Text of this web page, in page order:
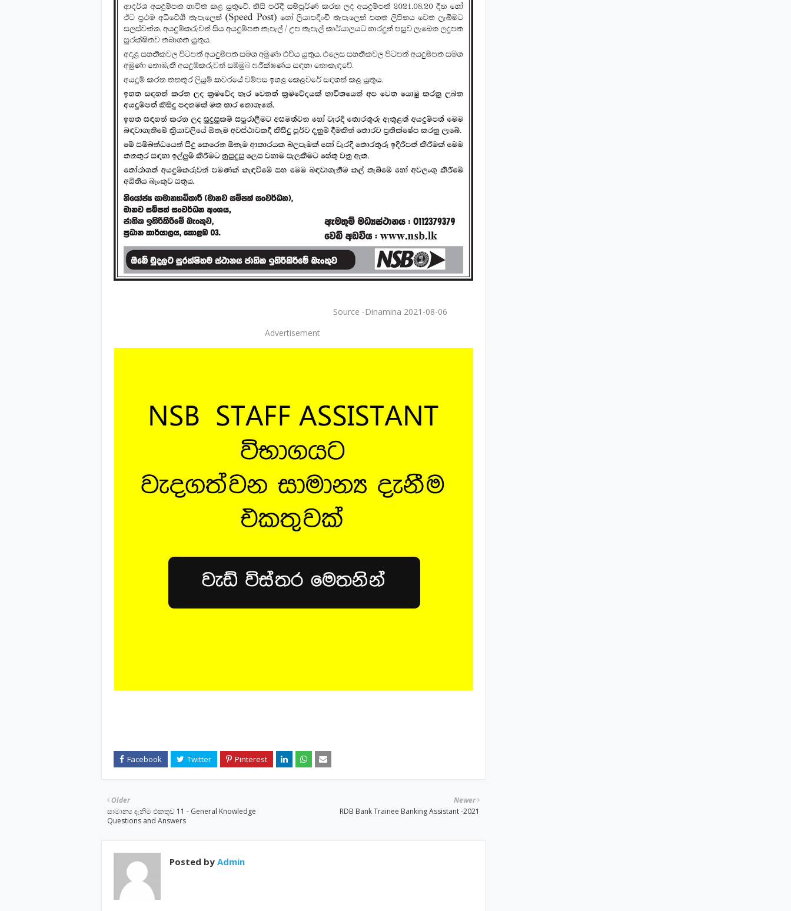
Source -Dinamina 2021-08-06
Advertisement
Newer
RDB Bank Trainee Banking Assistant -2021
Older
සාමාන්‍ය දැනිම එකතුව 11 - General Knowledge
Questions and Answers
Posted by Admin